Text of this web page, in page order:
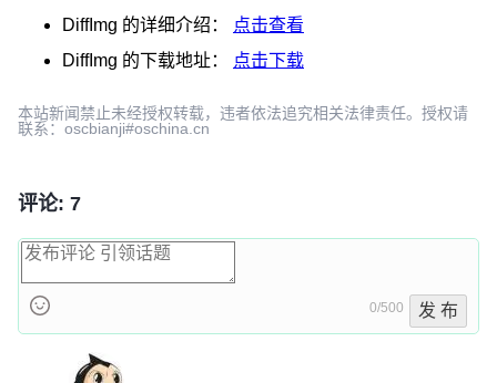
DiffImg 的详细介绍：
点击查看
DiffImg 的下载地址： 点击下载
本站新闻禁止未经授权转载，违者依法追究相关法律责任。授权请
联系：oscbianji#oschina.cn
评论: 7
0/500 发 布